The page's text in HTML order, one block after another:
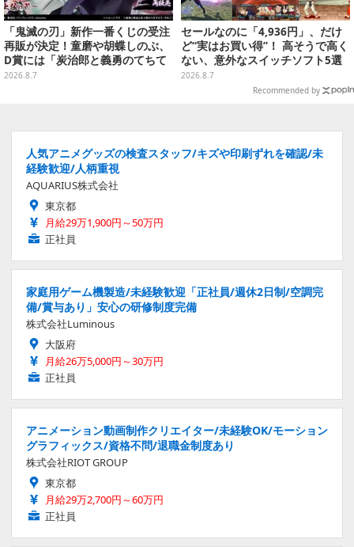
「鬼滅の刃」新作一番くじの受注
再販が決定！童磨や胡蝶しのぶ、
D賞には「炭治郎と義勇のてちて
ちフィギュア」も
2026.8.7
セールなのに「4,936円」、だけ
ど“実はお買い得”！ 高そうで高く
ない、意外なスイッチソフト5選
2026.8.7
Recommended by
人気アニメグッズの検査スタッフ/キズや印刷ずれを確認/未
経験歓迎/人柄重視
AQUARIUS株式会社
東京都
月給29万1,900円～50万円
正社員
家庭用ゲーム機製造/未経験歓迎「正社員/週休2日制/空調完
備/賞与あり」安心の研修制度完備
株式会社Luminous
大阪府
月給26万5,000円～30万円
正社員
アニメーション動画制作クリエイター/未経験OK/モーション
グラフィックス/資格不問/退職金制度あり
株式会社RIOT GROUP
東京都
月給29万2,700円～60万円
正社員